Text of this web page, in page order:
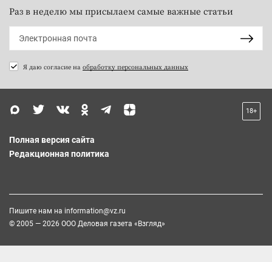
Раз в неделю мы присылаем самые важные статьи
Я даю согласие на обработку персональных данных
18+
Полная версия сайта
Редакционная политика
Пишите нам на information@vz.ru
© 2005 — 2026 ООО Деловая газета «Взгляд»